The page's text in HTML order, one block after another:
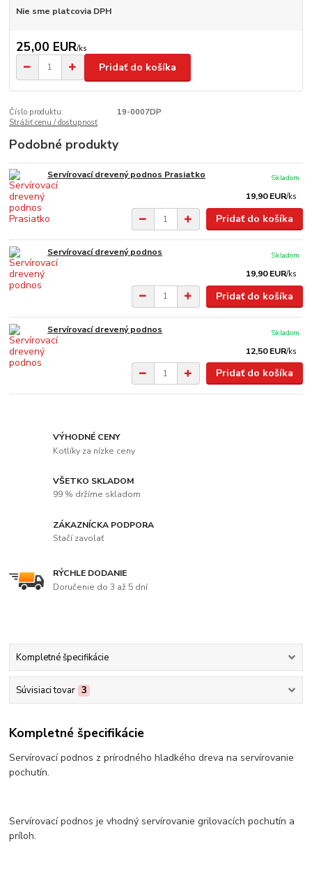
Nie sme platcovia DPH
25,00 EUR/ks
Pridať do košíka
Číslo produktu:
19-0007DP
Strážiť cenu / dostupnosť
Podobné produkty
Servírovací drevený podnos Prasiatko
19,90 EUR/ks
Skladom
Pridať do košíka
Servírovací drevený podnos
19,90 EUR/ks
Skladom
Pridať do košíka
Servírovací drevený podnos
12,50 EUR/ks
Skladom
Pridať do košíka
VÝHODNÉ CENY
Kotlíky za nízke ceny
VŠETKO SKLADOM
99 % držíme skladom
ZÁKAZNÍCKA PODPORA
Stačí zavolať
RÝCHLE DODANIE
Doručenie do 3 až 5 dní
Kompletné špecifikácie
Súvisiaci tovar 3
Kompletné špecifikácie
Servírovací podnos z prírodného hladkého dreva na servírovanie
pochutín.
Servírovací podnos je vhodný servírovanie grilovacích pochutín a
príloh.